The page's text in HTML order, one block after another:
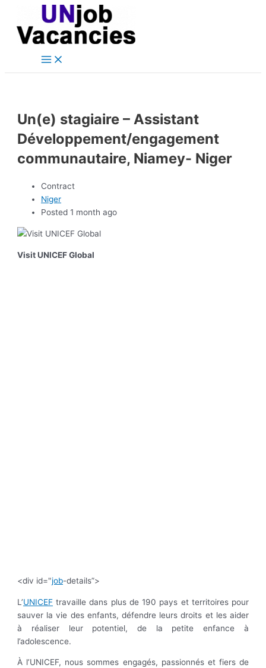
content
Main
Un(e) stagiaire – Assistant
Développement/engagement
communautaire, Niamey- Niger
Contract
Niger
Posted 1 month ago
Visit UNICEF Global
<div id="job-details”>
L’UNICEF travaille dans plus de 190 pays et territoires pour
sauver la vie des enfants, défendre leurs droits et les aider
à réaliser leur potentiel, de la petite enfance à
l’adolescence.
À l’UNICEF, nous sommes engagés, passionnés et fiers de
navigation